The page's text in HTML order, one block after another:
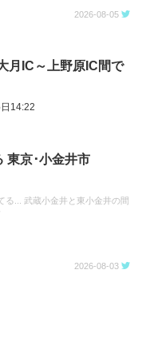
2026-08-05
月IC～上野原IC間で
14:22
東京･小金井市
る... 武蔵小金井と東小金井の間
2026-08-03